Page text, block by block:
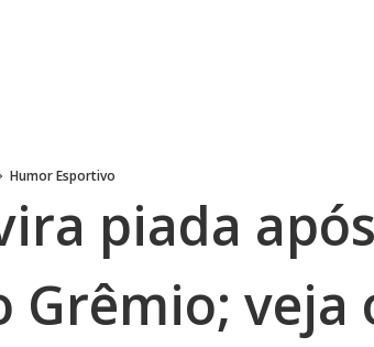
Humor Esportivo
piada
Grêmio; veja